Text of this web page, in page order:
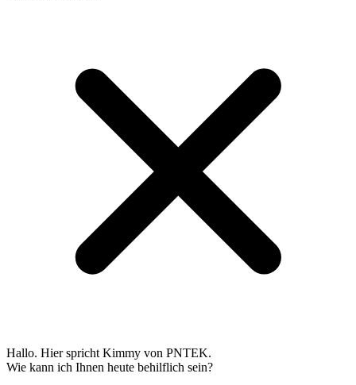
Hallo. Hier spricht Kimmy von PNTEK.
Wie kann ich Ihnen heute behilflich sein?